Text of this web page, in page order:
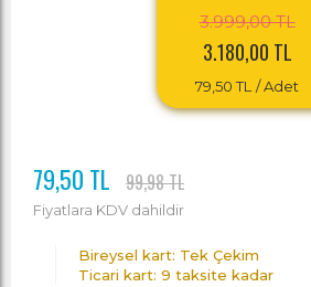
3.999,00 TL
3.180,00 TL
79,50 TL / Adet
79,50 TL 99,98 TL
Fiyatlara KDV dahildir
Bireysel kart: Tek Çekim
Ticari kart: 9 taksite kadar